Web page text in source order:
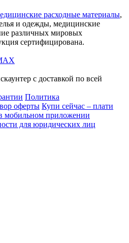
расходные материалы,
и одежды, медицинские
различных мировых
сертифицирована.
с доставкой по всей
Политика
оферты Купи сейчас – плати
мобильном приложении
для юридических лиц